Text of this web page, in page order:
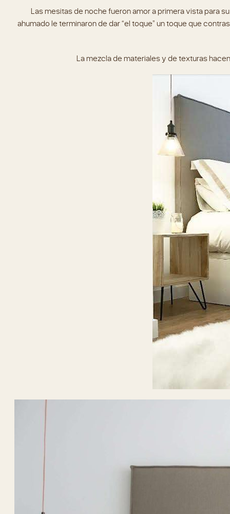
Las mesitas de noche fueron amor a primera vista para
ahumado le terminaron de dar “el toque” un toque que
La mezcla de materiales y de texturas